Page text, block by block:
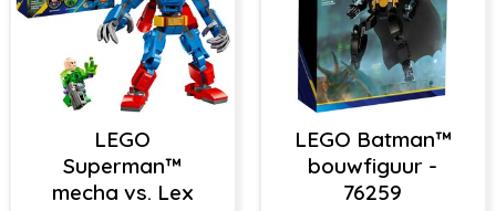
LEGO
Superman™
mecha vs. Lex
LEGO Batman™
bouwfiguur -
76259